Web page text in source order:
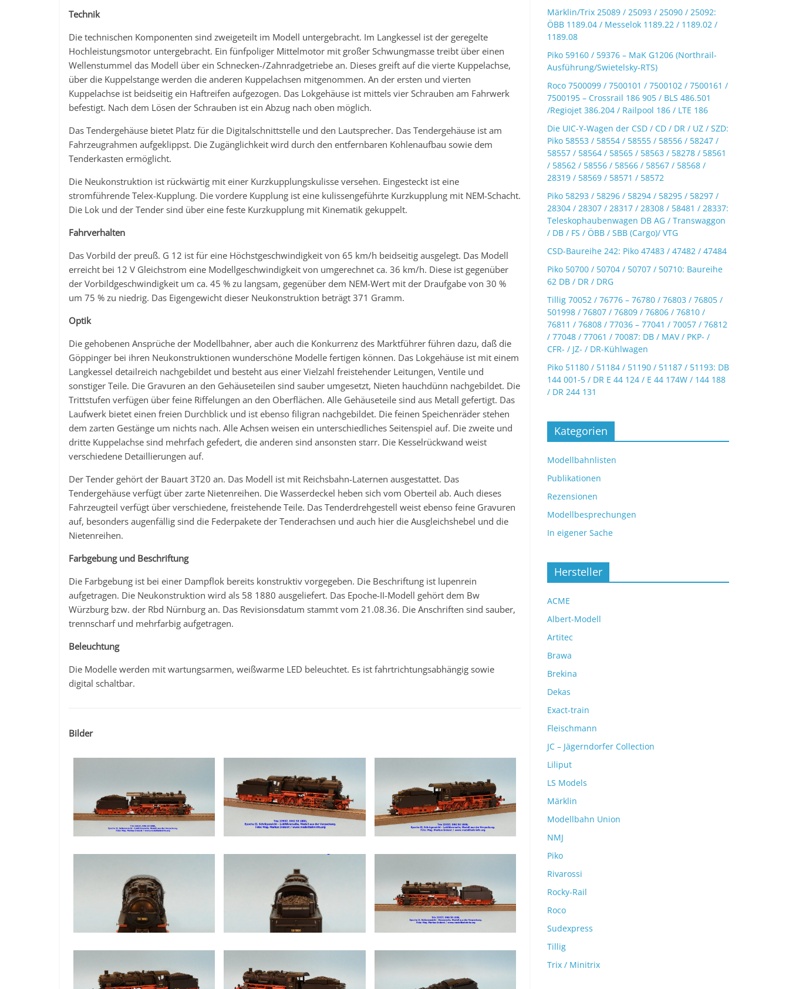
Technik
Die technischen Komponenten sind zweigeteilt im Modell untergebracht. Im Langkessel ist der geregelte
Hochleistungsmotor untergebracht. Ein fünfpoliger Mittelmotor mit großer Schwungmasse treibt über einen
Wellenstummel das Modell über ein Schnecken-/Zahnradgetriebe an. Dieses greift auf die vierte Kuppelachse,
über die Kuppelstange werden die anderen Kuppelachsen mitgenommen. An der ersten und vierten
Kuppelachse ist beidseitig ein Haftreifen aufgezogen. Das Lokgehäuse ist mittels vier Schrauben am Fahrwerk
befestigt. Nach dem Lösen der Schrauben ist ein Abzug nach oben möglich.
Das Tendergehäuse bietet Platz für die Digitalschnittstelle und den Lautsprecher. Das Tendergehäuse ist am
Fahrzeugrahmen aufgeklippst. Die Zugänglichkeit wird durch den entfernbaren Kohlenaufbau sowie dem
Tenderkasten ermöglicht.
Die Neukonstruktion ist rückwärtig mit einer Kurzkupplungskulisse versehen. Eingesteckt ist eine
stromführende Telex-Kupplung. Die vordere Kupplung ist eine kulissengeführte Kurzkupplung mit NEM-Schacht.
Die Lok und der Tender sind über eine feste Kurzkupplung mit Kinematik gekuppelt.
Fahrverhalten
Das Vorbild der preuß. G 12 ist für eine Höchstgeschwindigkeit von 65 km/h beidseitig ausgelegt. Das Modell
erreicht bei 12 V Gleichstrom eine Modellgeschwindigkeit von umgerechnet ca. 36 km/h. Diese ist gegenüber
der Vorbildgeschwindigkeit um ca. 45 % zu langsam, gegenüber dem NEM-Wert mit der Draufgabe von 30 %
um 75 % zu niedrig. Das Eigengewicht dieser Neukonstruktion beträgt 371 Gramm.
Optik
Die gehobenen Ansprüche der Modellbahner, aber auch die Konkurrenz des Marktführer führen dazu, daß die
Göppinger bei ihren Neukonstruktionen wunderschöne Modelle fertigen können. Das Lokgehäuse ist mit einem
Langkessel detailreich nachgebildet und besteht aus einer Vielzahl freistehender Leitungen, Ventile und
sonstiger Teile. Die Gravuren an den Gehäuseteilen sind sauber umgesetzt, Nieten hauchdünn nachgebildet. Die
Trittstufen verfügen über feine Riffelungen an den Oberflächen. Alle Gehäuseteile sind aus Metall gefertigt. Das
Laufwerk bietet einen freien Durchblick und ist ebenso filigran nachgebildet. Die feinen Speichenräder stehen
dem zarten Gestänge um nichts nach. Alle Achsen weisen ein unterschiedliches Seitenspiel auf. Die zweite und
dritte Kuppelachse sind mehrfach gefedert, die anderen sind ansonsten starr. Die Kesselrückwand weist
verschiedene Detaillierungen auf.
Der Tender gehört der Bauart 3T20 an. Das Modell ist mit Reichsbahn-Laternen ausgestattet. Das
Tendergehäuse verfügt über zarte Nietenreihen. Die Wasserdeckel heben sich vom Oberteil ab. Auch dieses
Fahrzeugteil verfügt über verschiedene, freistehende Teile. Das Tenderdrehgestell weist ebenso feine Gravuren
auf, besonders augenfällig sind die Federpakete der Tenderachsen und auch hier die Ausgleichshebel und die
Nietenreihen.
Farbgebung und Beschriftung
Die Farbgebung ist bei einer Dampflok bereits konstruktiv vorgegeben. Die Beschriftung ist lupenrein
aufgetragen. Die Neukonstruktion wird als 58 1880 ausgeliefert. Das Epoche-II-Modell gehört dem Bw
Würzburg bzw. der Rbd Nürnburg an. Das Revisionsdatum stammt vom 21.08.36. Die Anschriften sind sauber,
trennscharf und mehrfarbig aufgetragen.
Beleuchtung
Die Modelle werden mit wartungsarmen, weißwarme LED beleuchtet. Es ist fahrtrichtungsabhängig sowie
digital schaltbar.
Bilder
Märklin/Trix 25089 / 25093 / 25090 / 25092:
ÖBB 1189.04 / Messelok 1189.22 / 1189.02 /
1189.08
Piko 59160 / 59376 – MaK G1206 (Northrail-
Ausführung/Swietelsky-RTS)
Roco 7500099 / 7500101 / 7500102 / 7500161 /
7500195 – Crossrail 186 905 / BLS 486.501
/Regiojet 386.204 / Railpool 186 / LTE 186
Die UIC-Y-Wagen der CSD / CD / DR / UZ / SZD:
Piko 58553 / 58554 / 58555 / 58556 / 58247 /
58557 / 58564 / 58565 / 58563 / 58278 / 58561
/ 58562 / 58556 / 58566 / 58567 / 58568 /
28319 / 58569 / 58571 / 58572
Piko 58293 / 58296 / 58294 / 58295 / 58297 /
28304 / 28307 / 28317 / 28308 / 58481 / 28337:
Teleskophaubenwagen DB AG / Transwaggon
/ DB / FS / ÖBB / SBB (Cargo)/ VTG
CSD-Baureihe 242: Piko 47483 / 47482 / 47484
Piko 50700 / 50704 / 50707 / 50710: Baureihe
62 DB / DR / DRG
Tillig 70052 / 76776 – 76780 / 76803 / 76805 /
501998 / 76807 / 76809 / 76806 / 76810 /
76811 / 76808 / 77036 – 77041 / 70057 / 76812
/ 77048 / 77061 / 70087: DB / MAV / PKP- /
CFR- / JZ- / DR-Kühlwagen
Piko 51180 / 51184 / 51190 / 51187 / 51193: DB
144 001-5 / DR E 44 124 / E 44 174W / 144 188
/ DR 244 131
Kategorien
Modellbahnlisten
Publikationen
Rezensionen
Modellbesprechungen
In eigener Sache
Hersteller
ACME
Albert-Modell
Artitec
Brawa
Brekina
Dekas
Exact-train
Fleischmann
JC – Jägerndorfer Collection
Liliput
LS Models
Märklin
Modellbahn Union
NMJ
Piko
Rivarossi
Rocky-Rail
Roco
Sudexpress
Tillig
Trix / Minitrix